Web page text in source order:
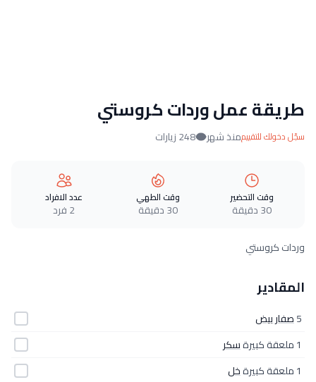
طريقة عمل وردات كروستي
سجّل دخولك للتقييممنذ شهر 248 زيارات
وقت التحضير
30 دقيقة
وقت الطهي
30 دقيقة
عدد الافراد
2 فرد
وردات كروستي
المقادير
5صفار بيض
1 ملعقة كبيرة
سكر
1 ملعقة كبيرة
خل